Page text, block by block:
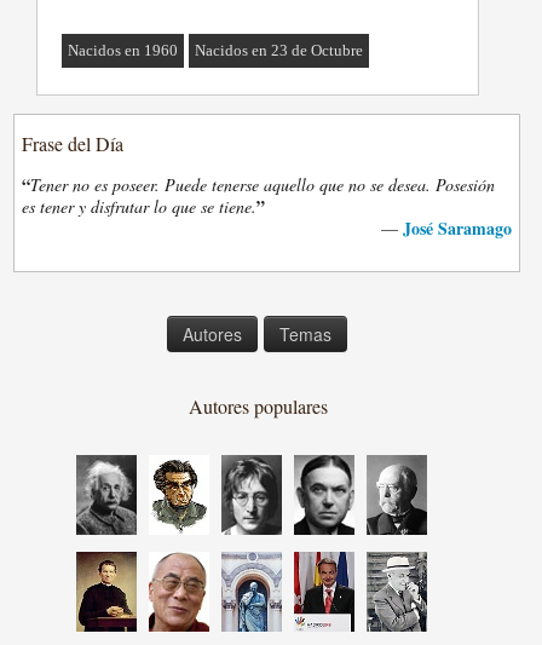
Nacidos en 1960 Nacidos en 23 de Octubre
Frase del Día
“Tener no es poseer. Puede tenerse aquello que no se desea. Posesión
es tener y disfrutar lo que se tiene.”
— José Saramago
Autores Temas
Autores populares